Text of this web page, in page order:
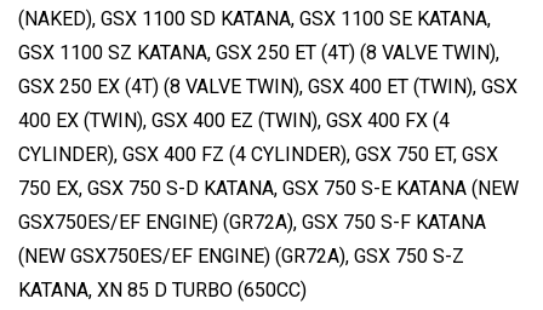
(NAKED), GSX 1100 SD KATANA, GSX 1100 SE KATANA,
GSX 1100 SZ KATANA, GSX 250 ET (4T) (8 VALVE TWIN),
GSX 250 EX (4T) (8 VALVE TWIN), GSX 400 ET (TWIN), GSX
400 EX (TWIN), GSX 400 EZ (TWIN), GSX 400 FX (4
CYLINDER), GSX 400 FZ (4 CYLINDER), GSX 750 ET, GSX
750 EX, GSX 750 S-D KATANA, GSX 750 S-E KATANA (NEW
GSX750ES/EF ENGINE) (GR72A), GSX 750 S-F KATANA
(NEW GSX750ES/EF ENGINE) (GR72A), GSX 750 S-Z
KATANA, XN 85 D TURBO (650CC)